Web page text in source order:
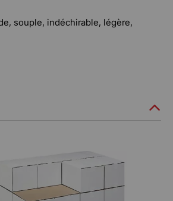
souple, indéchirable, légère,